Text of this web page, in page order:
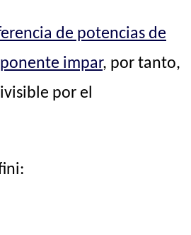
de potencias de
impar, por tanto,
por el